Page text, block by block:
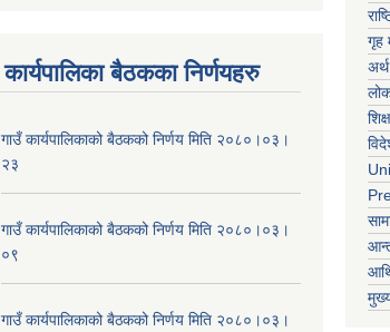
कार्यपालिका बैठकका निर्णयहरु
गाउँ कार्यपालिकाको बैठकको निर्णय मिति २०८०।०३।
२३
गाउँ कार्यपालिकाको बैठकको निर्णय मिति २०८०।०३।
०९
गाउँ कार्यपालिकाको बैठकको निर्णय मिति २०८०।०३।
गृह